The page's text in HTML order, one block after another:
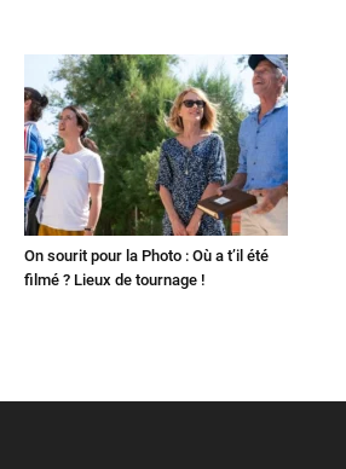
On sourit pour la Photo : Où a t’il été
filmé ? Lieux de tournage !